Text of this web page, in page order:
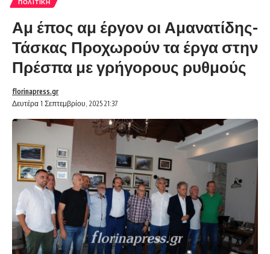
ΠΟΛΙΤΙΚΉ
Αμ έπος αμ έργον οι Αμανατίδης-
Τάσκας Προχωρούν τα έργα στην
Πρέσπα με γρήγορους ρυθμούς
Δευτέρα 1 Σεπτεμβρίου, 2025 21:37
florinapress.gr